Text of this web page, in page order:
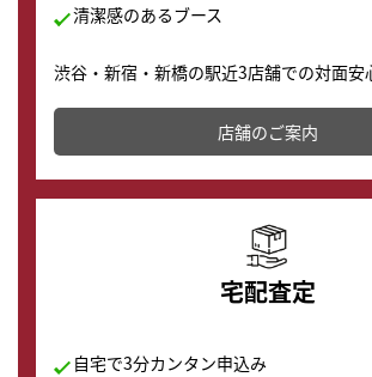
清潔感のあるブース
渋谷・新宿・新橋の駅近3店舗での対面安
店舗を併設しており、下取りに出してお得
の購入もできます♪
店舗のご案内
宅配査定
自宅で3分カンタン申込み